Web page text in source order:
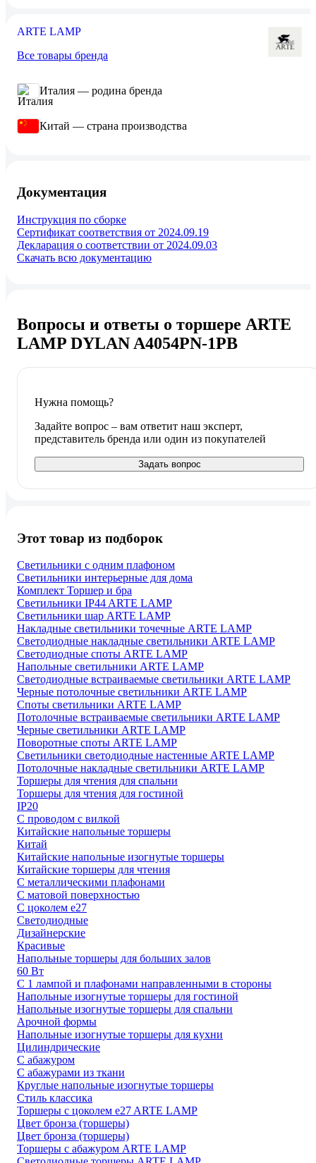
ARTE LAMP
Все товары бренда
Италия — родина бренда
Китай — страна производства
Документация
Инструкция по сборке
Сертификат соответствия от 2024.09.19
Декларация о соответствии от 2024.09.03
Скачать всю документацию
Вопросы и ответы о торшере ARTE
LAMP DYLAN A4054PN-1PB
Нужна помощь?
Задайте вопрос – вам ответит наш эксперт,
представитель бренда или один из покупателей
Задать вопрос
Этот товар из подборок
Светильники с одним плафоном
Светильники интерьерные для дома
Комплект Торшер и бра
Светильники IP44 ARTE LAMP
Светильники шар ARTE LAMP
Накладные светильники точечные ARTE LAMP
Светодиодные накладные светильники ARTE LAMP
Светодиодные споты ARTE LAMP
Напольные светильники ARTE LAMP
Светодиодные встраиваемые светильники ARTE LAMP
Черные потолочные светильники ARTE LAMP
Споты светильники ARTE LAMP
Потолочные встраиваемые светильники ARTE LAMP
Черные светильники ARTE LAMP
Поворотные споты ARTE LAMP
Светильники светодиодные настенные ARTE LAMP
Потолочные накладные светильники ARTE LAMP
Торшеры для чтения для спальни
Торшеры для чтения для гостиной
IP20
С проводом с вилкой
Китайские напольные торшеры
Китай
Китайские напольные изогнутые торшеры
Китайские торшеры для чтения
С металлическими плафонами
С матовой поверхностью
С цоколем e27
Светодиодные
Дизайнерские
Красивые
Напольные торшеры для больших залов
60 Вт
С 1 лампой и плафонами направленными в стороны
Напольные изогнутые торшеры для гостиной
Напольные изогнутые торшеры для спальни
Арочной формы
Напольные изогнутые торшеры для кухни
Цилиндрические
С абажуром
С абажурами из ткани
Круглые напольные изогнутые торшеры
Стиль классика
Торшеры с цоколем e27 ARTE LAMP
Цвет бронза (торшеры)
Цвет бронза (торшеры)
Торшеры с абажуром ARTE LAMP